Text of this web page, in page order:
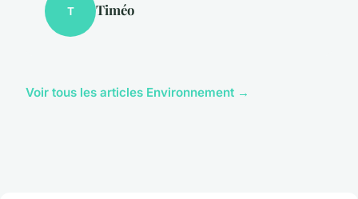
T Timéo
Voir tous les articles Environnement →